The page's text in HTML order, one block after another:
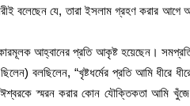
বলেছেন যে, তারা ইসলাম গ্রহণ করার আগে
আহ্বানের প্রতি আকৃষ্ট হয়েছেন। সমপ্রতি
ছিলেন) বলছিলেন, “খৃষ্টধর্মের প্রতি আমি
ঈশ্বরকে স্মরন করার কোন যৌক্তিকতা আমি